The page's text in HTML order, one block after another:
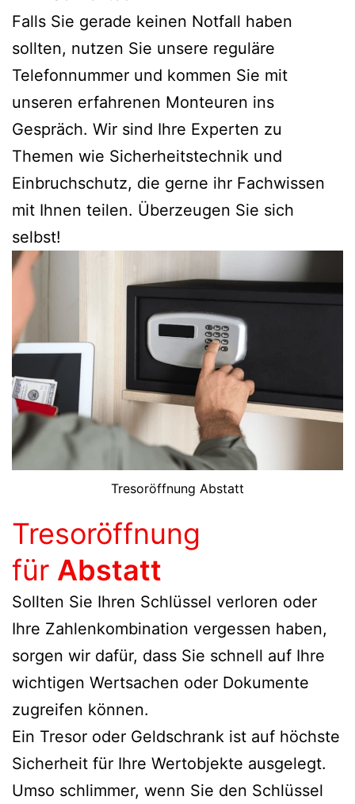
Falls Sie gerade keinen Notfall haben
sollten, nutzen Sie unsere reguläre
Telefonnummer und kommen Sie mit
unseren erfahrenen Monteuren ins
Gespräch. Wir sind Ihre Experten zu
Themen wie Sicherheitstechnik und
Einbruchschutz, die gerne ihr Fachwissen
mit Ihnen teilen. Überzeugen Sie sich
selbst!
Tresoröffnung Abstatt
Tresoröffnung
für Abstatt
Sollten Sie Ihren Schlüssel verloren oder
Ihre Zahlenkombination vergessen haben,
sorgen wir dafür, dass Sie schnell auf Ihre
wichtigen Wertsachen oder Dokumente
zugreifen können.
Ein Tresor oder Geldschrank ist auf höchste
Sicherheit für Ihre Wertobjekte ausgelegt.
Umso schlimmer, wenn Sie den Schlüssel